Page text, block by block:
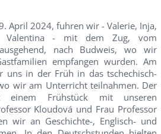
April 2024, fuhren wir - Valerie, Inja,
Valentina - mit dem Zug, vom
ausgehend, nach Budweis, wo wir
empfangen wurden. Am
uns in der Früh in das tschechisch-
wir am Unterricht teilnahmen. Der
einem Frühstück mit unseren
Kloudová und Frau Professor
wir an Geschichte-, Englisch- und